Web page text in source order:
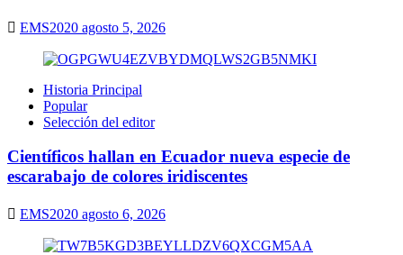
EMS2020 agosto 5, 2026
Historia Principal
Popular
Selección del editor
Científicos hallan en Ecuador nueva especie de
escarabajo de colores iridiscentes
EMS2020 agosto 6, 2026